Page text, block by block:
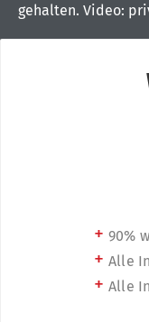
gehalten. Video: